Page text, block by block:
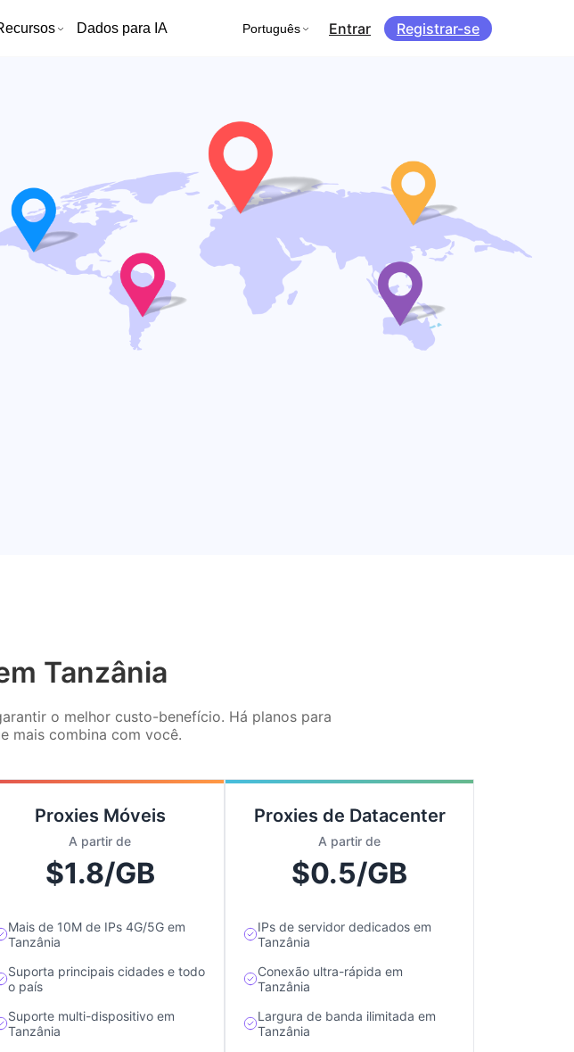
Dados para IA Português Entrar Registrar-se
Tanzânia
o melhor custo-benefício. Há planos para
mais combina com você.
Proxies Móveis
A partir de
$1.8/GB
Mais de 10M de IPs 4G/5G em
Tanzânia
Suporta principais cidades e todo
o país
Suporte multi-dispositivo em
Tanzânia
Proxies de Datacenter
A partir de
$0.5/GB
IPs de servidor dedicados em
Tanzânia
Conexão ultra-rápida em
Tanzânia
Largura de banda ilimitada em
Tanzânia